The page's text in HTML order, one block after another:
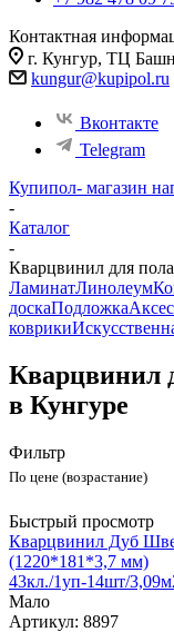
Контактная
г. Кунгур, ТЦ
kungur@kupipol.ru
Вконтакте
Telegram
Купипол- магазин
-
Каталог
-
Кварцвинил для
ЛаминатЛинолеум
доскаПодложка
коврики
Кварцвинил
в Кунгуре
Фильтр
По цене (возрастание)
Быстрый просмотр
Кварцвинил Дуб
(1220*181*3,7 мм)
43кл./1уп-14шт/
Мало
Артикул: 8897